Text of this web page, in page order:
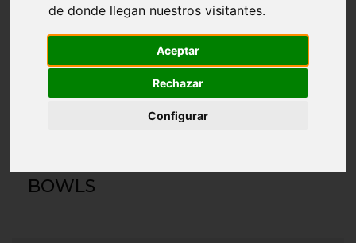
de donde llegan nuestros visitantes.
Aceptar
Rechazar
Configurar
Navegación
palanca
Artículos (0)
search
HOGAR Y DECORACIÓN
BOWLS